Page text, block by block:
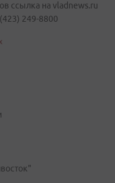
ссылка на vladnews.ru
249-8800